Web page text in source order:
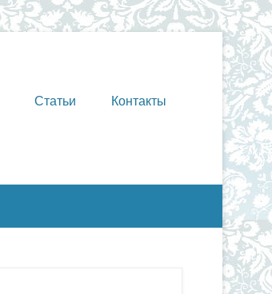
Статьи Контакты